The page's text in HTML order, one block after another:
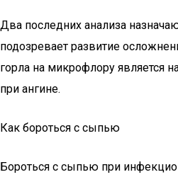
Два последних анализа
подозревает развитие
горла на микрофлору является
при ангине.
Как бороться с сыпью
Бороться с сыпью при